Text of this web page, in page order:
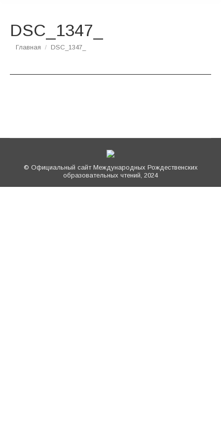
DSC_1347_
Вы здесь:
Главная DSC_1347_
© Официальный сайт Международных Рождественских
образовательных чтений, 2024